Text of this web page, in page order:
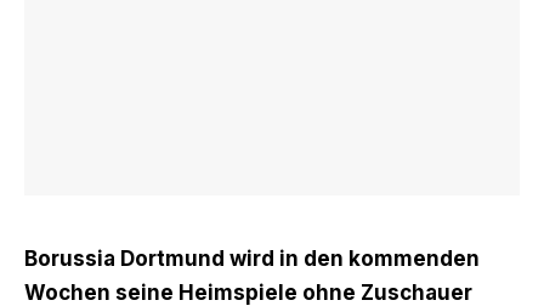
Borussia Dortmund wird in den kommenden
Wochen seine Heimspiele ohne Zuschauer